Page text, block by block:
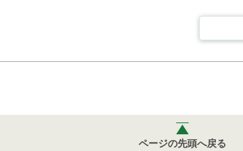
ページの先頭へ戻る